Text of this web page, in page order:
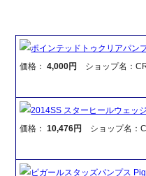
ポインテッドトゥクリアパン
価格：4,000円 ショップ名：
2014SS スターヒールウェッ
価格：10,476円 ショップ名：
ピガールスタッズパンプス